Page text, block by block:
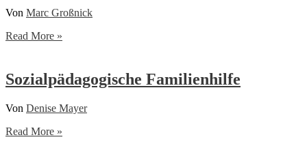
Von Marc Großnick
Ambulante
Erziehung
Read More »
Sozialpädagogische Familienhilfe
Von Denise Mayer
Sozialpädagogische
Read More »